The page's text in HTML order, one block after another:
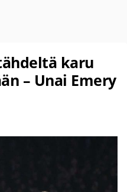
karu
– Unai Emery